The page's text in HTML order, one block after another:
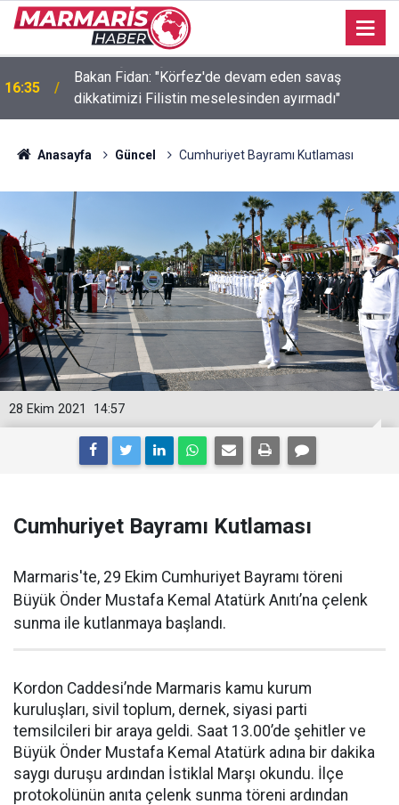
16:35
Bakan Fidan: "Körfez'de devam eden savaş
dikkatimizi Filistin meselesinden ayırmadı"
Anasayfa Güncel Cumhuriyet Bayramı Kutlaması
14:57
28 Ekim 2021
Cumhuriyet Bayramı Kutlaması
Marmaris'te, 29 Ekim Cumhuriyet Bayramı töreni
Büyük Önder Mustafa Kemal Atatürk Anıtı’na çelenk
sunma ile kutlanmaya başlandı.
Kordon Caddesi’nde Marmaris kamu kurum
kuruluşları, sivil toplum, dernek, siyasi parti
temsilcileri bir araya geldi. Saat 13.00’de şehitler ve
Büyük Önder Mustafa Kemal Atatürk adına bir dakika
saygı duruşu ardından İstiklal Marşı okundu. İlçe
protokolünün anıta çelenk sunma töreni ardından